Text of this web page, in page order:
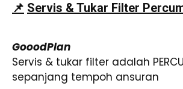
📌 Servis & Tukar Filter
GooodPlan
Servis & tukar filter adalah
sepanjang tempoh ansuran